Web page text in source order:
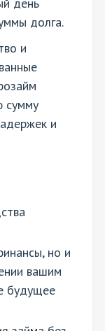
долга.
и
сумму
и
но и
вашим
будущее